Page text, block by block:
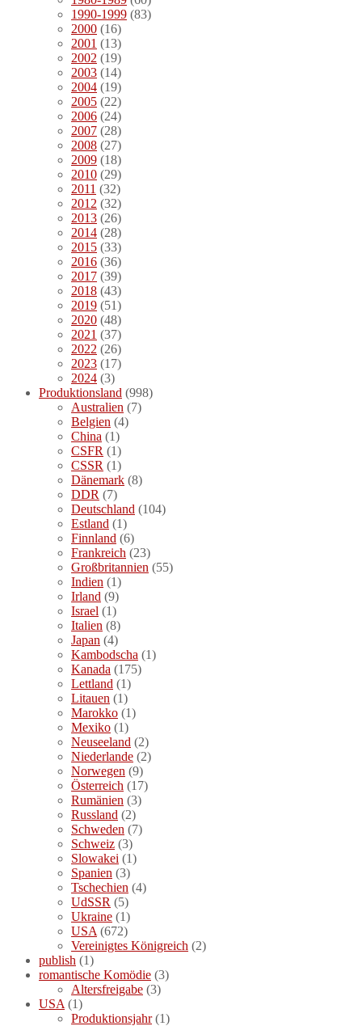
1990-1999 (83)
2000 (16)
2001 (13)
2002 (19)
2003 (14)
2004 (19)
2005 (22)
2006 (24)
2007 (28)
2008 (27)
2009 (18)
2010 (29)
2011 (32)
2012 (32)
2013 (26)
2014 (28)
2015 (33)
2016 (36)
2017 (39)
2018 (43)
2019 (51)
2020 (48)
2021 (37)
2022 (26)
2023 (17)
2024 (3)
Produktionsland (998)
Australien (7)
Belgien (4)
China (1)
CSFR (1)
CSSR (1)
Dänemark (8)
DDR (7)
Deutschland (104)
Estland (1)
Finnland (6)
Frankreich (23)
Großbritannien (55)
Indien (1)
Irland (9)
Israel (1)
Italien (8)
Japan (4)
Kambodscha (1)
Kanada (175)
Lettland (1)
Litauen (1)
Marokko (1)
Mexiko (1)
Neuseeland (2)
Niederlande (2)
Norwegen (9)
Österreich (17)
Rumänien (3)
Russland (2)
Schweden (7)
Schweiz (3)
Slowakei (1)
Spanien (3)
Tschechien (4)
UdSSR (5)
Ukraine (1)
USA (672)
Vereinigtes Königreich (2)
publish (1)
romantische Komödie (3)
Altersfreigabe (3)
USA (1)
Produktionsjahr(1)